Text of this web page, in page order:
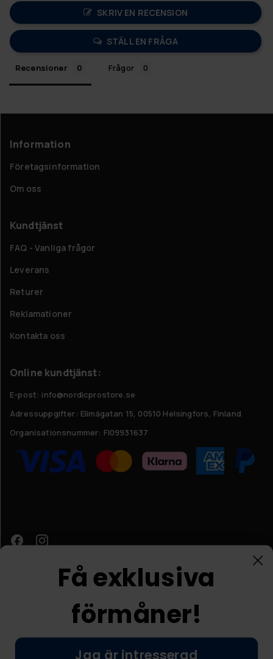
SKRIV EN RECENSION
STÄLL EN FRÅGA
Recensioner Frågor
Information
Företagsinformation
Om oss
Kundtjänst
FAQ - Vanliga frågor
Leverans
Returer
Reklamationer
Kontakta oss
Online kundtjänst:
E-post: info@nordicprostore.se
Adressuppgifter: Elimägatan 15, 00510 Helsingfors, Finland
Organisationsnummer: FI09931637
© Nordic Prostore 2026
Få exklusiva
förmåner!
Jag är intresserad